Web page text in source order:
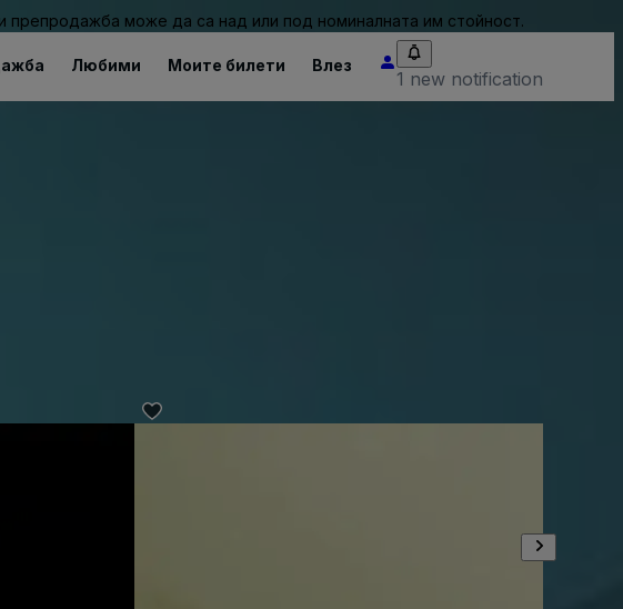
препродажба може да са над или под номиналната им стойност.
Любими Моите билети Влез
1 new notification